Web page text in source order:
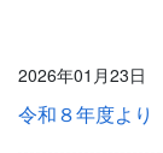
2026年01月23日